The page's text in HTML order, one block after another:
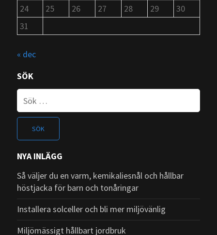
24
25 26 27 28 29
30
31
« dec
SÖK
Sök
NYA INLÄGG
Så väljer du en varm, kemikaliesnål och hållbar
höstjacka för barn och tonåringar
Installera solceller och bli mer miljövänlig
Miljömässigt hållbart jordbruk